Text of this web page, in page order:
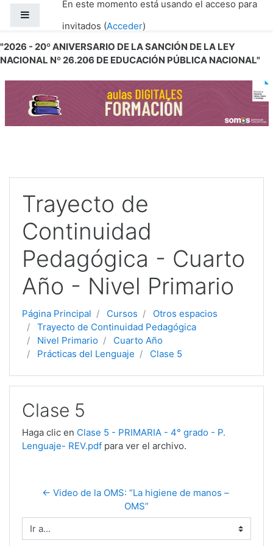
Salta al contenido principal
"2026 - 20º ANIVERSARIO DE LA SANCIÓN DE LA LEY
NACIONAL Nº 26.206 DE EDUCACIÓN PÚBLICA NACIONAL"
En este momento está usando el acceso para
invitados (Acceder)
Trayecto de
Continuidad
Pedagógica - Cuarto
Año - Nivel Primario
Página Principal Cursos
Otros espacios
Trayecto de Continuidad Pedagógica
Nivel Primario
Cuarto Año
Prácticas del Lenguaje
Clase 5
Clase 5
Haga clic en Clase 5 - PRIMARIA - 4° grado - P.
Lenguaje- REV.pdf para ver el archivo.
← Video de la OMS: “La higiene de manos –
OMS”
Ir a...